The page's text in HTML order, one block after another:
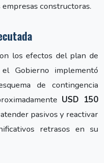
constructoras.
los efectos del plan de
Gobierno implementó
de contingencia
USD 150
pasivos y reactivar
retrasos en su